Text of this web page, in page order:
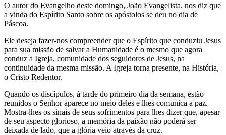
O autor do Evangelho deste domingo, João Evangelista, nos diz que
a vinda do Espírito Santo sobre os apóstolos se deu no dia de
Páscoa.
Ele deseja fazer-nos compreender que o Espírito que conduziu Jesus
para sua missão de salvar a Humanidade é o mesmo que agora
conduz a Igreja, comunidade dos seguidores de Jesus, na
continuidade da mesma missão. A Igreja torna presente, na História,
o Cristo Redentor.
Quando os discípulos, à tarde do primeiro dia da semana, estão
reunidos o Senhor aparece no meio deles e lhes comunica a paz.
Mostra-lhes os sinais de seus sofrimentos para lhes dizer que, apesar
de seu aspecto glorioso, a memória da paixão não poderá ser
deixada de lado, que a glória veio através da cruz.